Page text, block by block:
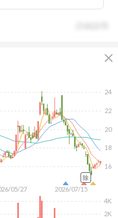
close
05/27 2026/07/15
16
18
20
22
24
2K
4K
除